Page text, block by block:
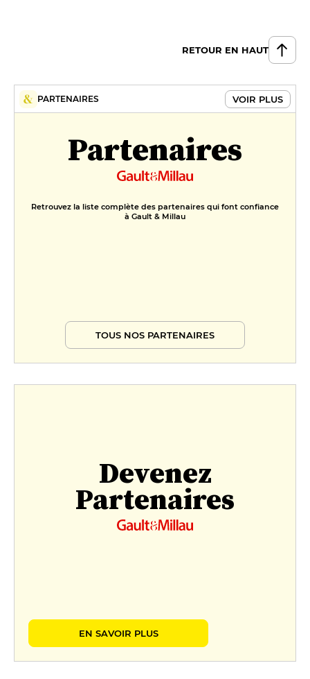
RETOUR EN HAUT
PARTENAIRES VOIR PLUS
Partenaires
Retrouvez la liste complète des partenaires qui font confiance
à Gault & Millau
TOUS NOS PARTENAIRES
Devenez
Partenaires
EN SAVOIR PLUS